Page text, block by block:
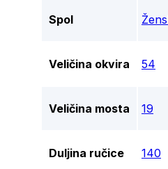
Spol
Veličina okvira 54
Veličina mosta 19
Duljina ručice 140